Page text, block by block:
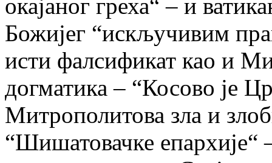
окајаног греха“ – и
Божијег “искључивим
исти фалсификат као и
догматика – “Косово је
Митрополитова зла и
“Шишатовачке епархије“